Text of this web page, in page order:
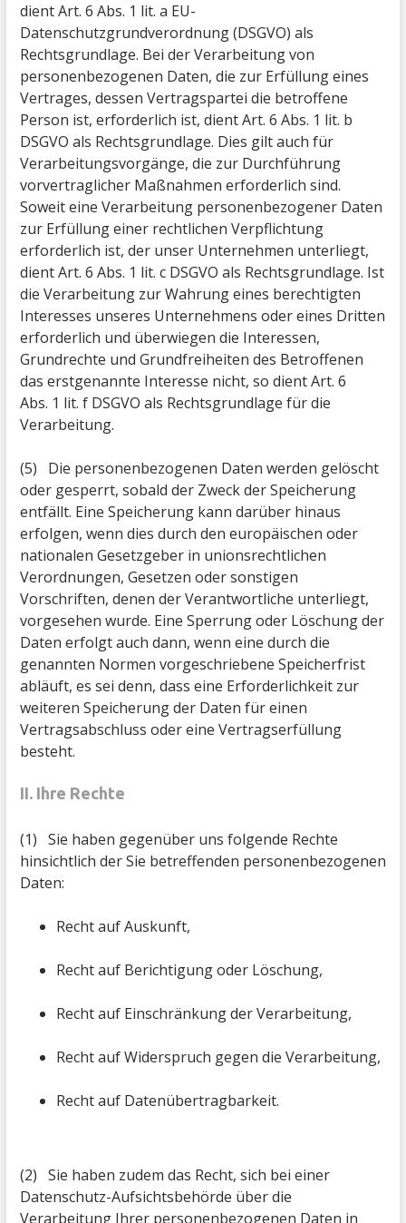
dient Art. 6 Abs. 1 lit. a EU-
Datenschutzgrundverordnung (DSGVO) als
Rechtsgrundlage. Bei der Verarbeitung von
personenbezogenen Daten, die zur Erfüllung eines
Vertrages, dessen Vertragspartei die betroffene
Person ist, erforderlich ist, dient Art. 6 Abs. 1 lit. b
DSGVO als Rechtsgrundlage. Dies gilt auch für
Verarbeitungsvorgänge, die zur Durchführung
vorvertraglicher Maßnahmen erforderlich sind.
Soweit eine Verarbeitung personenbezogener Daten
zur Erfüllung einer rechtlichen Verpflichtung
erforderlich ist, der unser Unternehmen unterliegt,
dient Art. 6 Abs. 1 lit. c DSGVO als Rechtsgrundlage. Ist
die Verarbeitung zur Wahrung eines berechtigten
Interesses unseres Unternehmens oder eines Dritten
erforderlich und überwiegen die Interessen,
Grundrechte und Grundfreiheiten des Betroffenen
das erstgenannte Interesse nicht, so dient Art. 6
Abs. 1 lit. f DSGVO als Rechtsgrundlage für die
Verarbeitung.
(5) Die personenbezogenen Daten werden gelöscht
oder gesperrt, sobald der Zweck der Speicherung
entfällt. Eine Speicherung kann darüber hinaus
erfolgen, wenn dies durch den europäischen oder
nationalen Gesetzgeber in unionsrechtlichen
Verordnungen, Gesetzen oder sonstigen
Vorschriften, denen der Verantwortliche unterliegt,
vorgesehen wurde. Eine Sperrung oder Löschung der
Daten erfolgt auch dann, wenn eine durch die
genannten Normen vorgeschriebene Speicherfrist
abläuft, es sei denn, dass eine Erforderlichkeit zur
weiteren Speicherung der Daten für einen
Vertragsabschluss oder eine Vertragserfüllung
besteht.
II. Ihre Rechte
(1) Sie haben gegenüber uns folgende Rechte
hinsichtlich der Sie betreffenden personenbezogenen
Daten:
Recht auf Auskunft,
Recht auf Berichtigung oder Löschung,
Recht auf Einschränkung der Verarbeitung,
Recht auf Widerspruch gegen die Verarbeitung,
Recht auf Datenübertragbarkeit.
(2) Sie haben zudem das Recht, sich bei einer
Datenschutz-Aufsichtsbehörde über die
Verarbeitung Ihrer personenbezogenen Daten in